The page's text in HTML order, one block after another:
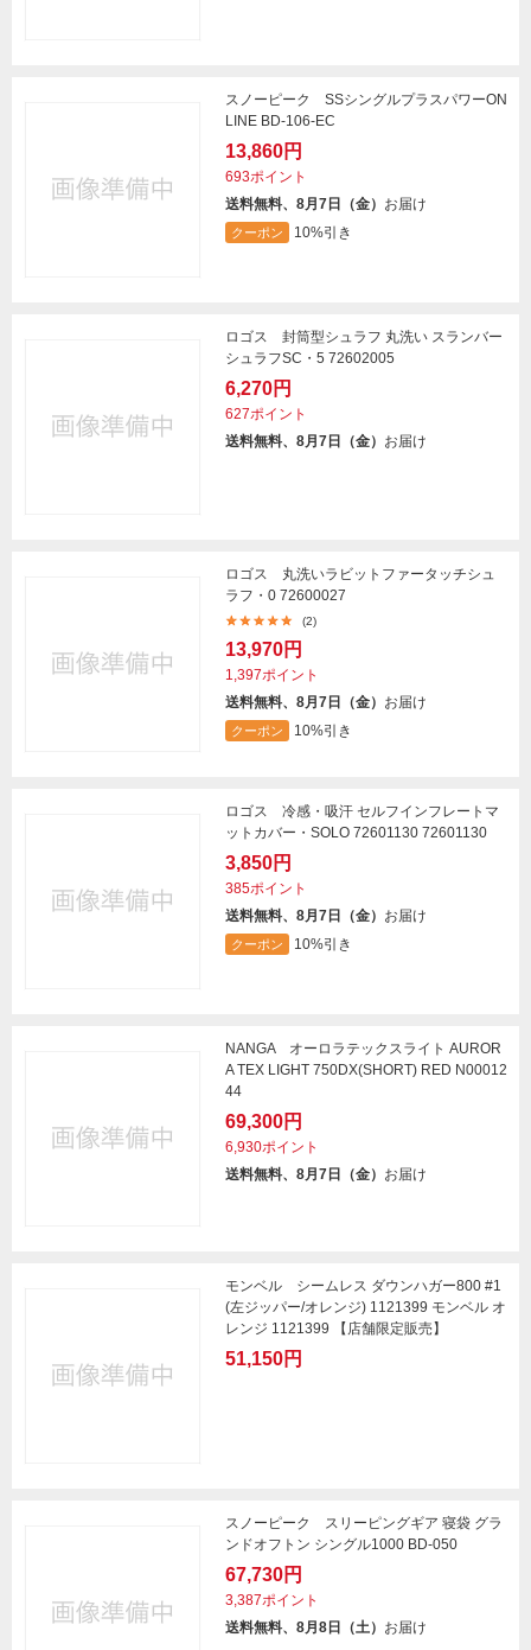
スノーピーク SSシングルプラスパワーON
LINE BD-106-EC
13,860円
693ポイント
送料無料、8月7日（金） お届け
クーポン 10%引き
ロゴス 封筒型シュラフ 丸洗い スランバー
シュラフSC・5 72602005
6,270円
627ポイント
送料無料、8月7日（金） お届け
ロゴス 丸洗いラビットファータッチシュ
ラフ・0 72600027
(2)
13,970円
1,397ポイント
送料無料、8月7日（金） お届け
クーポン 10%引き
ロゴス 冷感・吸汗 セルフインフレートマ
ットカバー・SOLO 72601130 72601130
3,850円
385ポイント
送料無料、8月7日（金） お届け
クーポン 10%引き
NANGA オーロラテックスライト AUROR
A TEX LIGHT 750DX(SHORT) RED N00012
44
69,300円
6,930ポイント
送料無料、8月7日（金） お届け
モンベル シームレス ダウンハガー800 #1
(左ジッパー/オレンジ) 1121399 モンベル オ
レンジ 1121399 【店舗限定販売】
51,150円
スノーピーク スリーピングギア 寝袋 グラ
ンドオフトン シングル1000 BD-050
67,730円
3,387ポイント
送料無料、8月8日（土） お届け